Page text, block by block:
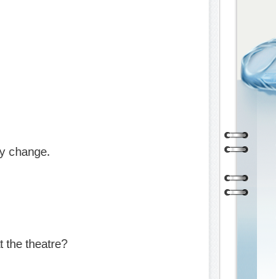
change.
the theatre?